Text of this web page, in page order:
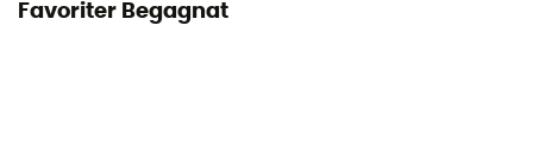
Favoriter Begagnat